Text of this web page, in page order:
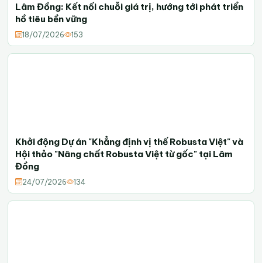
Lâm Đồng: Kết nối chuỗi giá trị, hướng tới phát triển
hồ tiêu bền vững
18/07/2026 153
Khởi động Dự án "Khẳng định vị thế Robusta Việt" và
Hội thảo "Nâng chất Robusta Việt từ gốc" tại Lâm
Đồng
24/07/2026 134